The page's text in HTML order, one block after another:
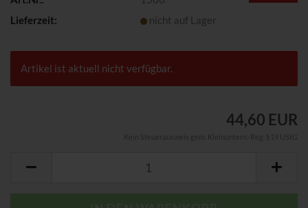
Lieferzeit:
nicht auf Lager
Artikel ist aktuell nicht verfügbar.
44,60 EUR